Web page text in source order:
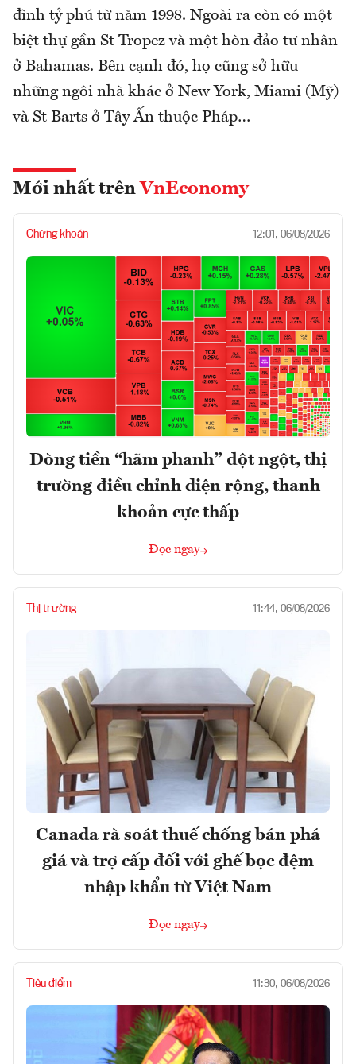
đình tỷ phú từ năm 1998. Ngoài ra còn có một
biệt thự gần St Tropez và một hòn đảo tư nhân
ở Bahamas. Bên cạnh đó, họ cũng sở hữu
những ngôi nhà khác ở New York, Miami (Mỹ)
và St Barts ở Tây Ấn thuộc Pháp…
Mới nhất trên VnEconomy
Chứng khoán 12:01, 06/08/2026
Dòng tiền “hãm phanh” đột ngột, thị
trường điều chỉnh diện rộng, thanh
khoản cực thấp
Đọc ngay
Thị trường 11:44, 06/08/2026
Canada rà soát thuế chống bán phá
giá và trợ cấp đối với ghế bọc đệm
nhập khẩu từ Việt Nam
Đọc ngay
Tiêu điểm 11:30, 06/08/2026